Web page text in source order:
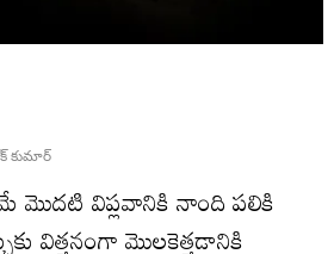
కుమార్
మొదటి విప్లవానికి నాంది పలికి
విత్తనంగా మొలకెత్తడానికి